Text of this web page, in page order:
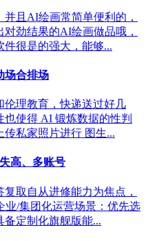
且AI绘画常简单便利的，
劲结果的AI绘画做品哦，
很是的强大，能够...
场合排场
伦理教育，快递送过好几
使得 AI 锻炼数据的性判
传私家照片进行 图生...
高、多账号
取自从进修能力为焦点，
业/集团化运营场景：优先选
定制化旗舰版能...